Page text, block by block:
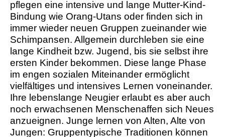
pflegen eine intensive und lange Mutter-Kind-
Bindung wie Orang-Utans oder finden sich in
immer wieder neuen Gruppen zueinander wie
Schimpansen. Allgemein durchleben sie eine
lange Kindheit bzw. Jugend, bis sie selbst ihre
ersten Kinder bekommen. Diese lange Phase
im engen sozialen Miteinander ermöglicht
vielfältiges und intensives Lernen voneinander.
Ihre lebenslange Neugier erlaubt es aber auch
noch erwachsenen Menschenaffen sich Neues
anzueignen. Junge lernen von Alten, Alte von
Jungen: Gruppentypische Traditionen können